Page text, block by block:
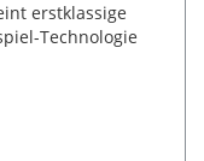
erstklassige
Technologie